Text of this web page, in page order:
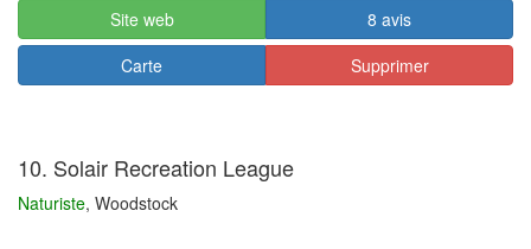
Site web
8 avis
Carte
Supprimer
10. Solair Recreation League
Naturiste, Woodstock